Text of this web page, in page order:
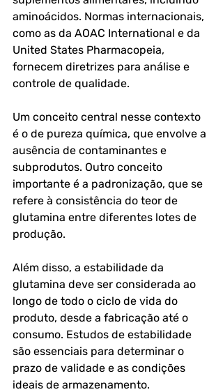
aminoácidos. Normas internacionais,
como as da AOAC International e da
United States Pharmacopeia,
fornecem diretrizes para análise e
controle de qualidade.
Um conceito central nesse contexto
é o de pureza química, que envolve a
ausência de contaminantes e
subprodutos. Outro conceito
importante é a padronização, que se
refere à consistência do teor de
glutamina entre diferentes lotes de
produção.
Além disso, a estabilidade da
glutamina deve ser considerada ao
longo de todo o ciclo de vida do
produto, desde a fabricação até o
consumo. Estudos de estabilidade
são essenciais para determinar o
prazo de validade e as condições
ideais de armazenamento.